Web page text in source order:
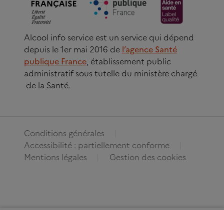
Alcool info service est un service qui dépend
depuis le 1er mai 2016 de l’agence Santé
publique France, établissement public
administratif sous tutelle du ministère chargé
de la Santé.
Conditions générales
Accessibilité : partiellement conforme
Mentions légales
Gestion des cookies